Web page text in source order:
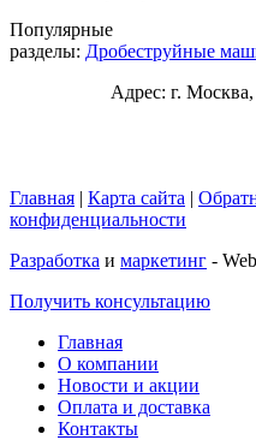
Популярные
разделы: Дробеструйные
Адрес: г.
Главная | Карта сайта |
конфиденциальности
Разработка и маркетинг -
Получить консультацию
Главная
О компании
Новости и акции
Оплата и доставка
Контакты